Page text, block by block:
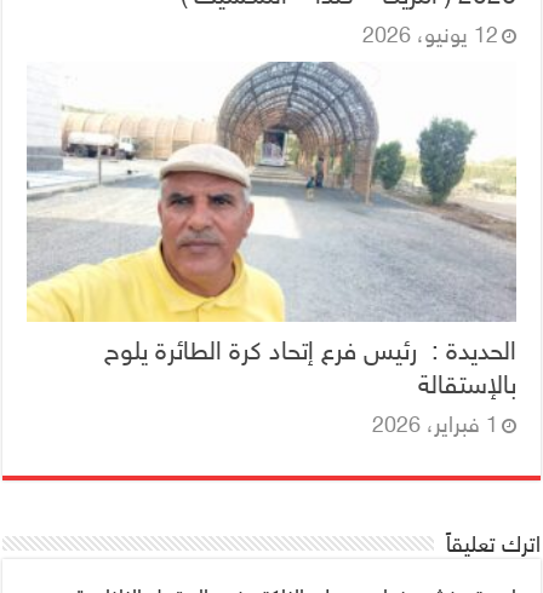
12 يونيو، 2026
الحديدة : رئيس فرع إتحاد كرة الطائرة يلوح
بالإستقالة
1 فبراير، 2026
اترك تعليقاً